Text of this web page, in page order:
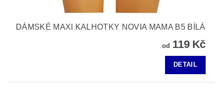
DÁMSKÉ MAXI KALHOTKY NOVIA MAMA B5 BÍLÁ
od 119 Kč
DETAIL